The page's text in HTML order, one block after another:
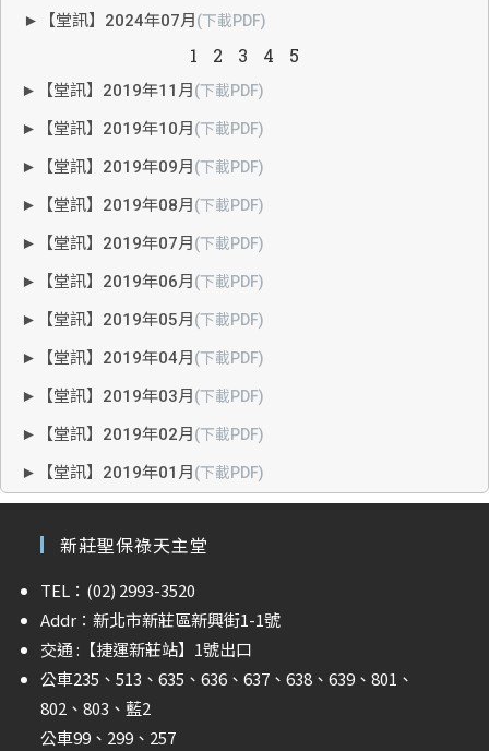
►【堂訊】2024年07月 (下載PDF)
1 2 3 4 5
►【堂訊】2019年11月 (下載PDF)
►【堂訊】2019年10月 (下載PDF)
►【堂訊】2019年09月 (下載PDF)
►【堂訊】2019年08月 (下載PDF)
►【堂訊】2019年07月 (下載PDF)
►【堂訊】2019年06月 (下載PDF)
►【堂訊】2019年05月 (下載PDF)
►【堂訊】2019年04月 (下載PDF)
►【堂訊】2019年03月 (下載PDF)
►【堂訊】2019年02月 (下載PDF)
►【堂訊】2019年01月 (下載PDF)
新莊聖保祿天主堂
TEL：(02) 2993-3520
Addr：新北市新莊區新興街1-1號
交通 : 【捷運新莊站】 1號出口
公車235、513、635、636、637、638、639、801、
802、803、藍2
公車99、299、257